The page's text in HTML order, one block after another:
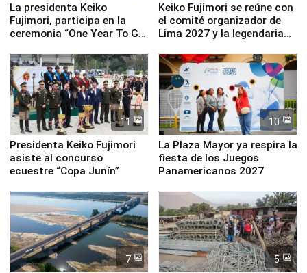
La presidenta Keiko
Fujimori, participa en la
ceremonia “One Year To Go
Keiko Fujimori se reúne con
el comité organizador de
Lima 2027 y la legendaria
11
Presidenta Keiko Fujimori
asiste al concurso
ecuestre “Copa Junín”
10
La Plaza Mayor ya respira la
fiesta de los Juegos
Panamericanos 2027
7 5